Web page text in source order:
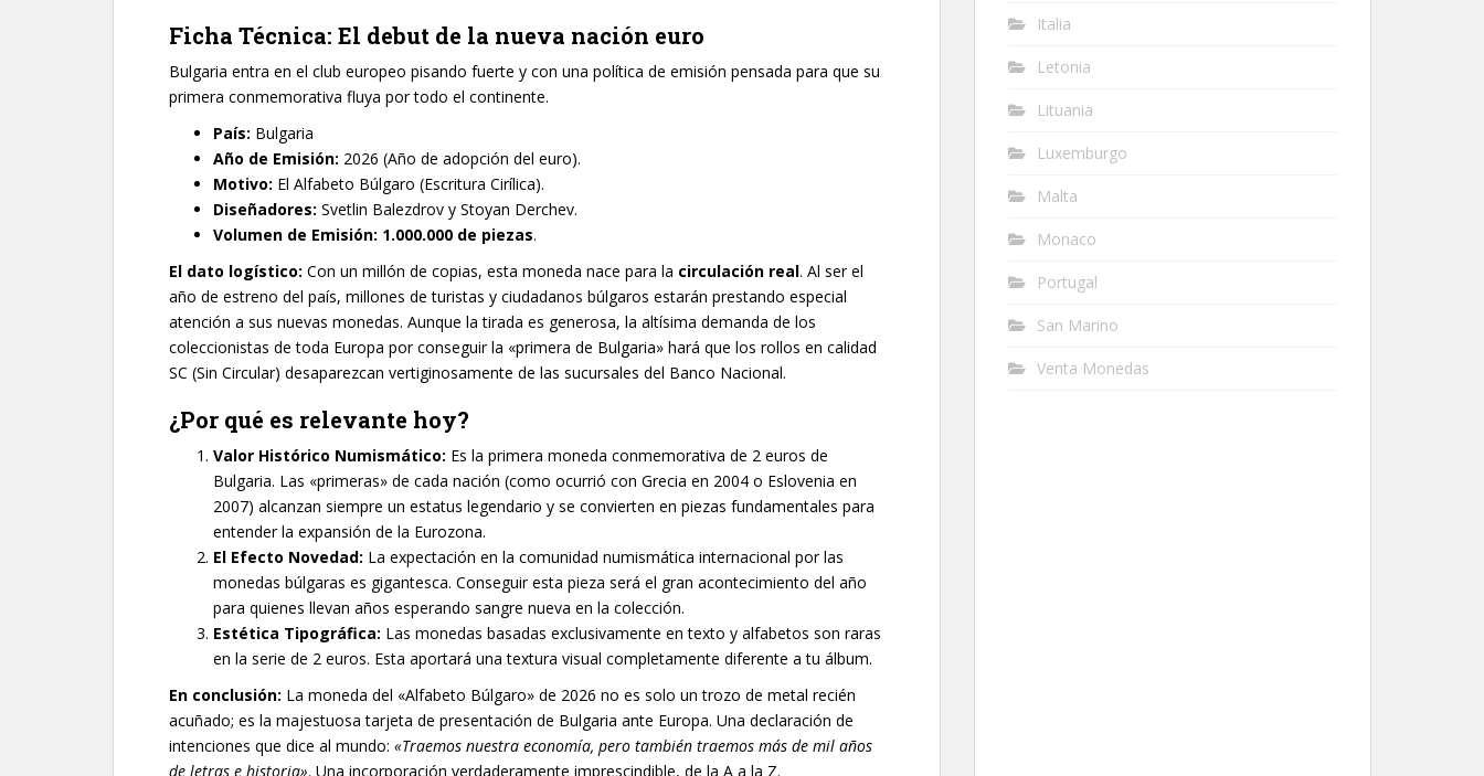
Ficha Técnica: El debut de la nueva nación euro
Bulgaria entra en el club europeo pisando fuerte y con una política de emisión pensada para que su
primera conmemorativa fluya por todo el continente.
País: Bulgaria
Año de Emisión: 2026 (Año de adopción del euro).
Motivo: El Alfabeto Búlgaro (Escritura Cirílica).
Diseñadores: Svetlin Balezdrov y Stoyan Derchev.
Volumen de Emisión: 1.000.000 de piezas.
El dato logístico: Con un millón de copias, esta moneda nace para la circulación real. Al ser el
año de estreno del país, millones de turistas y ciudadanos búlgaros estarán prestando especial
atención a sus nuevas monedas. Aunque la tirada es generosa, la altísima demanda de los
coleccionistas de toda Europa por conseguir la «primera de Bulgaria» hará que los rollos en calidad
SC (Sin Circular) desaparezcan vertiginosamente de las sucursales del Banco Nacional.
¿Por qué es relevante hoy?
Valor Histórico Numismático: Es la primera moneda conmemorativa de 2 euros de
Bulgaria. Las «primeras» de cada nación (como ocurrió con Grecia en 2004 o Eslovenia en
2007) alcanzan siempre un estatus legendario y se convierten en piezas fundamentales para
entender la expansión de la Eurozona.
El Efecto Novedad: La expectación en la comunidad numismática internacional por las
monedas búlgaras es gigantesca. Conseguir esta pieza será el gran acontecimiento del año
para quienes llevan años esperando sangre nueva en la colección.
Estética Tipográfica: Las monedas basadas exclusivamente en texto y alfabetos son raras
en la serie de 2 euros. Esta aportará una textura visual completamente diferente a tu álbum.
En conclusión: La moneda del «Alfabeto Búlgaro» de 2026 no es solo un trozo de metal recién
acuñado; es la majestuosa tarjeta de presentación de Bulgaria ante Europa. Una declaración de
intenciones que dice al mundo: «Traemos nuestra economía, pero también traemos más de mil años
de letras e historia». Una incorporación verdaderamente imprescindible, de la A a la Z.
Italia
Letonia
Lituania
Luxemburgo
Malta
Monaco
Portugal
San Marino
Venta Monedas